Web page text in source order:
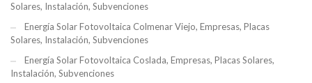
Solares, Instalación, Subvenciones
Energía Solar Fotovoltaica Colmenar Viejo, Empresas, Placas
Solares, Instalación, Subvenciones
Energía Solar Fotovoltaica Coslada, Empresas, Placas Solares,
Instalación, Subvenciones